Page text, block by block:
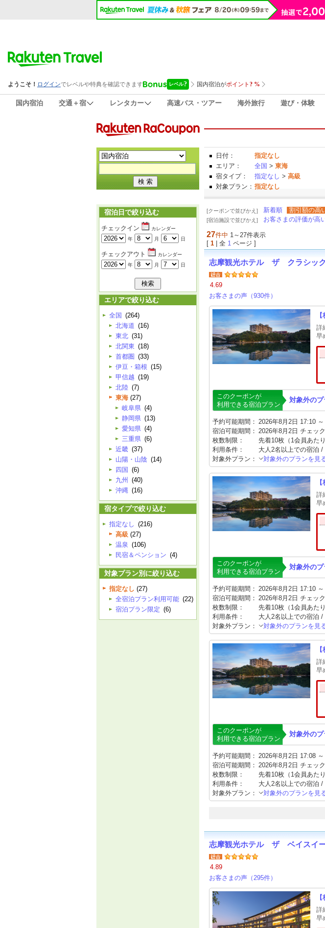
国内宿泊 交通＋宿 レンタカー 高速バス・ツアー 海外旅行 遊び・体験
日付：
指定なし
エリア：
全国 > 東海
宿タイプ：
指定なし > 高級
対象プラン： 指定なし
宿泊日で絞り込む
チェックイン
カレンダー
年
月 日
チェックアウト
カレンダー
年
月 日
エリアで絞り込む
全国 (264)
北海道 (16)
東北 (31)
北関東 (18)
首都圏 (33)
伊豆・箱根 (15)
甲信越 (19)
北陸 (7)
東海 (27)
岐阜県 (4)
静岡県 (13)
愛知県 (4)
三重県 (6)
近畿 (37)
山陽・山陰 (14)
四国 (6)
九州
(40)
沖縄 (16)
宿タイプで絞り込む
指定なし (216)
高級 (27)
温泉 (106)
民宿＆ペンション (4)
対象プラン別に絞り込む
指定なし (27)
全宿泊プラン利用可能 (22)
宿泊プラン限定 (6)
[クーポンで並びかえ] 新着順 割引額の高
[宿泊施設で並びかえ] お客さまの評価が高
27件中 1～27件表示
[ 1 | 全 1 ページ ]
志摩観光ホテル ザ クラシック
4.69
お客さまの声（930件）
詳
早
このクーポンが
利用できる宿泊プラン
対象外の
予約可能期間： 2026年8月2日 17:10
宿泊可能期間： 2026年8月2日 チェッ
枚数制限：
先着10枚（1会員あた
利用条件：
大人2名以上での宿泊
対象外プラン：
対象外のプランを見
詳
早
このクーポンが
利用できる宿泊プラン
対象外の
予約可能期間： 2026年8月2日 17:10
宿泊可能期間： 2026年8月2日 チェッ
枚数制限：
先着10枚（1会員あた
利用条件：
大人2名以上での宿泊
対象外プラン：
対象外のプランを見
詳
早
このクーポンが
利用できる宿泊プラン
対象外の
予約可能期間： 2026年8月2日 17:08
宿泊可能期間： 2026年8月2日 チェッ
枚数制限：
先着10枚（1会員あた
利用条件：
大人2名以上での宿泊
対象外プラン：
対象外のプランを見
志摩観光ホテル ザ ベイスイ
4.89
お客さまの声（295件）
詳
早